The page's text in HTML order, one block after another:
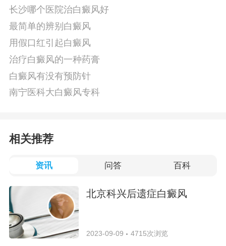
长沙哪个医院治白癜风好
最简单的辨别白癜风
用假口红引起白癜风
治疗白癜风的一种药膏
白癜风有没有预防针
南宁医科大白癜风专科
相关推荐
资讯 问答 百科
北京科兴后遗症白癜风
2023-09-09 4715次浏览